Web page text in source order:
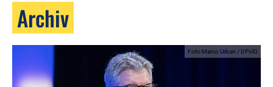
Archiv
Foto:Marco Urban / DPolG